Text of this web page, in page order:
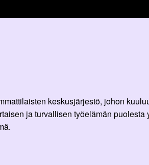
keskusjärjestö, johon
ja turvallisen työelämän puolesta